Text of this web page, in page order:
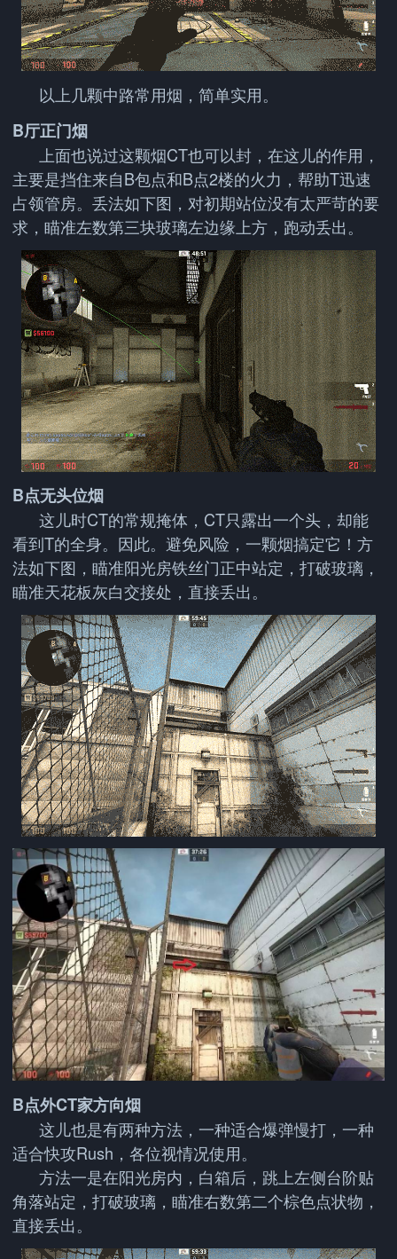
以上几颗中路常用烟，简单实用。
B厅正门烟
上面也说过这颗烟CT也可以封，在这儿的作用，
主要是挡住来自B包点和B点2楼的火力，帮助T迅速
占领管房。丢法如下图，对初期站位没有太严苛的要
求，瞄准左数第三块玻璃左边缘上方，跑动丢出。
B点无头位烟
这儿时CT的常规掩体，CT只露出一个头，却能
看到T的全身。因此。避免风险，一颗烟搞定它！方
法如下图，瞄准阳光房铁丝门正中站定，打破玻璃，
瞄准天花板灰白交接处，直接丢出。
B点外CT家方向烟
这儿也是有两种方法，一种适合爆弹慢打，一种
适合快攻Rush，各位视情况使用。
方法一是在阳光房内，白箱后，跳上左侧台阶贴
角落站定，打破玻璃，瞄准右数第二个棕色点状物，
直接丢出。